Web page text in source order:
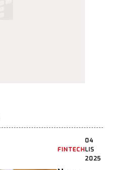
FINTECH
04
LIS
2025